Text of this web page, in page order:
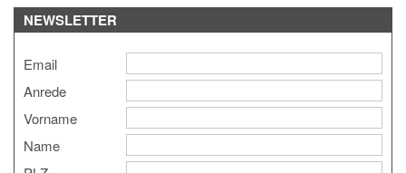
NEWSLETTER
Email
Anrede
Vorname
Name